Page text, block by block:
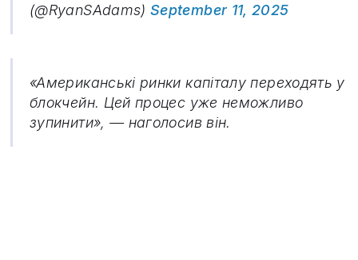
(@RyanSAdams)September 11, 2025
«Американські ринки капіталу переходять у
блокчейн. Цей процес уже неможливо
зупинити», — наголосив він.